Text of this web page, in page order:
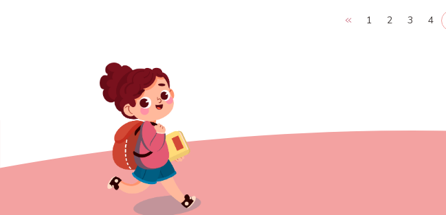
1 2 3 4